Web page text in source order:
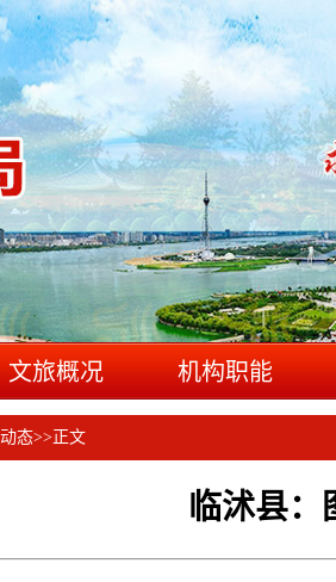
文旅概况 机构职能
态>> 正文
临沭县：